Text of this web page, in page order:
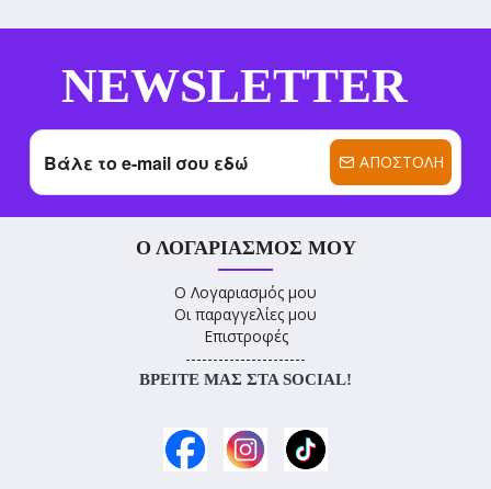
NEWSLETTER
ΑΠΟΣΤΟΛΉ
Ο ΛΟΓΑΡΙΑΣΜΌΣ ΜΟΥ
Ο Λογαριασμός μου
Οι παραγγελίες μου
Επιστροφές
----------------------
ΒΡΕΊΤΕ ΜΑΣ ΣΤΑ SOCIAL!